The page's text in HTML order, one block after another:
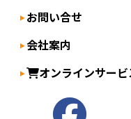
お問い合せ
会社案内
オンラインサービ